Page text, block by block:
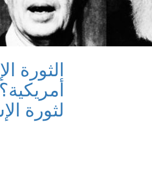
الثورة
أمريكية؟
لثورة